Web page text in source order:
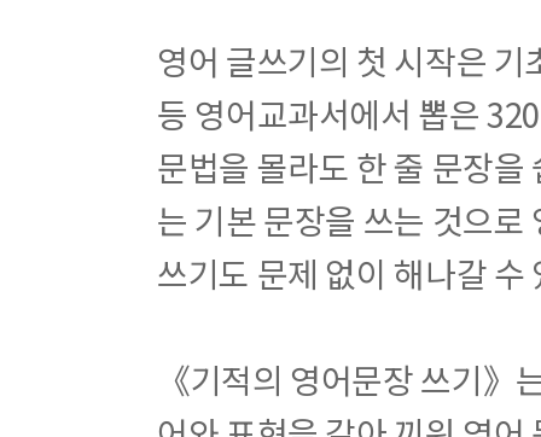
영어 글쓰기의 첫 시작은
등 영어교과서에서 뽑은
문법을 몰라도 한 줄 문장
는 기본 문장을 쓰는 것으
쓰기도 문제 없이 해나갈 수
《기적의 영어문장 쓰기》